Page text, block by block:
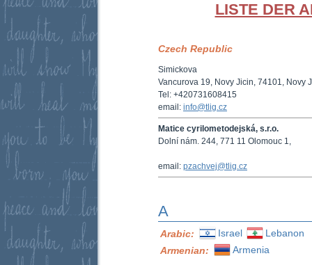
LISTE DER
Czech Republic
Simickova
Vancurova 19, Novy Jicin, 74101, Novy
Tel: +420731608415
email: info@tlig.cz
Matice cyrilometodejská, s.r.o.
Dolní nám. 244, 771 11 Olomouc 1,
email: pzachvej@tlig.cz
A
Arabic: Israel
Lebanon
Armenian:
Armenia